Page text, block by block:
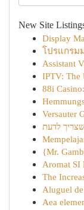
New Site
Display
โปรแกรม
Assistant
IPTV: The
88i
Versauter
לדעת
{Mr.
Aromat SI
The
Aluguel
Aea